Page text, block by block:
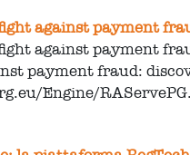
against payment
against payment
payment fraud:
Engine/